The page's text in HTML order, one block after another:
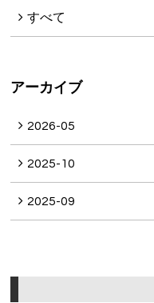
すべて
アーカイブ
2026-05
2025-10
2025-09